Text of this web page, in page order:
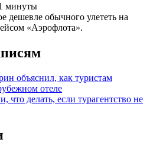
минуты
дешевле обычного улететь на
«Аэрофлота».
объяснил, как туристам
отеле
что делать, если турагентство не